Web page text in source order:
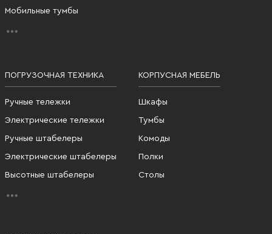
Мобильные тумбы
ПОГРУЗОЧНАЯ ТЕХНИКА
Ручные тележки
Электрические тележки
Ручные штабелеры
Электрические штабелеры
Высотные штабелеры
КОРПУСНАЯ МЕБЕЛЬ
Шкафы
Тумбы
Комоды
Полки
Столы